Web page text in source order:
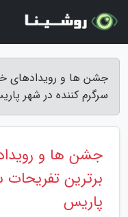
جشن ها و رویدادهای
سرگرم کننده در شهر
جشن ها و
برترین تفریحات
پاریس